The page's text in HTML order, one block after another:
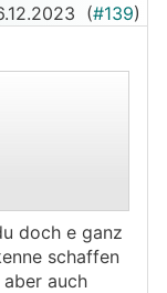
(#139)
doch e ganz
schaffen
auch